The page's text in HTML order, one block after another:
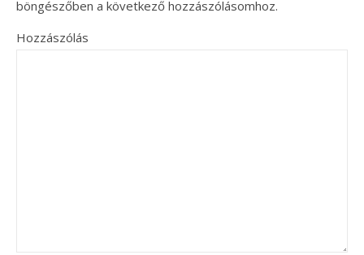
böngészőben a következő hozzászólásomhoz.
Hozzászólás